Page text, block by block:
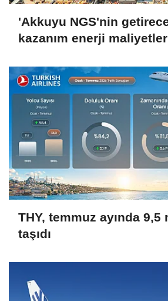
'Akkuyu NGS'nin
kazanım enerji
THY, temmuz ayında
taşıdı